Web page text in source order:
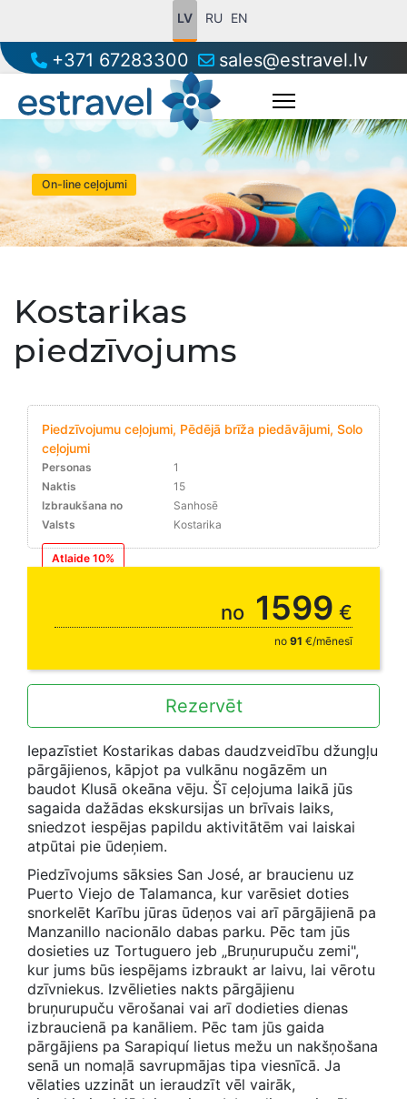
LV RU EN
+371 67283300 sales@estravel.lv
On-line ceļojumi
Kostarikas
piedzīvojums
Piedzīvojumu ceļojumi, Pēdējā brīža piedāvājumi, Solo
ceļojumi
Personas
1
Naktis
15
Izbraukšana no
Sanhosē
Valsts
Kostarika
Atlaide 10%
no 1599 €
no 91 €/mēnesī
Rezervēt
Iepazīstiet Kostarikas dabas daudzveidību džungļu
pārgājienos, kāpjot pa vulkānu nogāzēm un
baudot Klusā okeāna vēju. Šī ceļojuma laikā jūs
sagaida dažādas ekskursijas un brīvais laiks,
sniedzot iespējas papildu aktivitātēm vai laiskai
atpūtai pie ūdeņiem.
Piedzīvojums sāksies San José, ar braucienu uz
Puerto Viejo de Talamanca, kur varēsiet doties
snorkelēt Karību jūras ūdeņos vai arī pārgājienā pa
Manzanillo nacionālo dabas parku. Pēc tam jūs
dosieties uz Tortuguero jeb „Bruņurupuču zemi",
kur jums būs iespējams izbraukt ar laivu, lai vērotu
dzīvniekus. Izvēlieties nakts pārgājienu
bruņurupuču vērošanai vai arī dodieties dienas
izbraucienā pa kanāliem. Pēc tam jūs gaida
pārgājiens pa Sarapiquí lietus mežu un nakšņošana
senā un nomaļā savrupmājas tipa viesnīcā. Ja
vēlaties uzzināt un ieraudzīt vēl vairāk,